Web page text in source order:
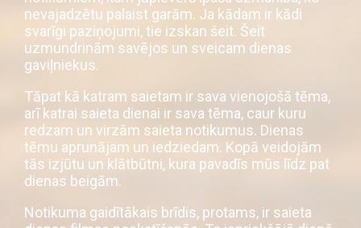
nevajadzētu palaist garām. Ja kādam ir kādi
svarīgi paziņojumi, tie izskan šeit. Šeit
uzmundrinām savējos un sveicam dienas
gaviļniekus.
Tāpat kā katram saietam ir sava vienojošā tēma,
arī katrai saieta dienai ir sava tēma, caur kuru
redzam un virzām saieta notikumus. Dienas
tēmu aprunājam un iedziedam. Kopā veidojām
tās izjūtu un klātbūtni, kura pavadīs mūs līdz pat
dienas beigām.
Notikuma gaidītākais brīdis, protams, ir saieta